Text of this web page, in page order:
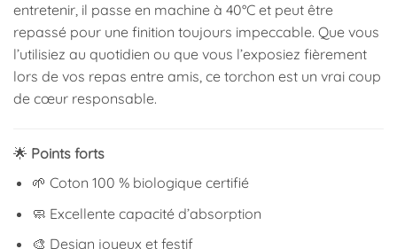
entretenir, il passe en machine à 40°C et peut être
repassé pour une finition toujours impeccable. Que vous
l’utilisiez au quotidien ou que vous l’exposiez fièrement
lors de vos repas entre amis, ce torchon est un vrai coup
de cœur responsable.
🌟 Points forts
🌱 Coton 100 % biologique certifié
🧼 Excellente capacité d’absorption
🎨 Design joyeux et festif